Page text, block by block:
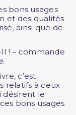
bons usages
et des qualités
, ainsi que de
! – commande
.
, c’est
relatifs à ceux
désirent le
bons usages